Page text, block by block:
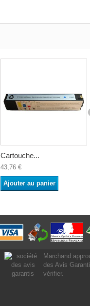
Cartouche...
43,76 €
Ajouter au panier
Marchand
des Avis
vérifier.